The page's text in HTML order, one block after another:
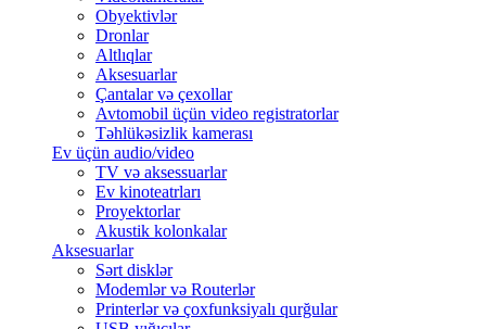
Obyektivlər
Dronlar
Altlıqlar
Aksesuarlar
Çantalar və çexollar
Avtomobil üçün video registratorlar
Təhlükəsizlik kamerası
Ev üçün audio/video
TV və aksessuarlar
Ev kinoteatrları
Proyektorlar
Akustik kolonkalar
Aksesuarlar
Sərt disklər
Modemlər və Routerlər
Printerlər və çoxfunksiyalı qurğular